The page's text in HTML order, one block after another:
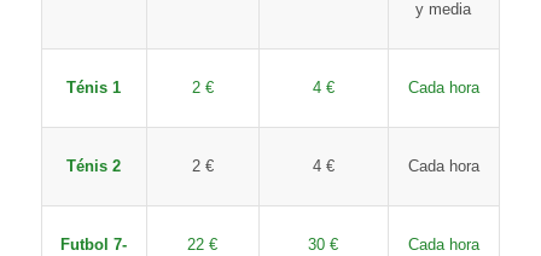
y media
Ténis 1 2 € 4 € Cada hora
Ténis 2 2 € 4 € Cada hora
Futbol 7-
22 € 30 €
Cada hora